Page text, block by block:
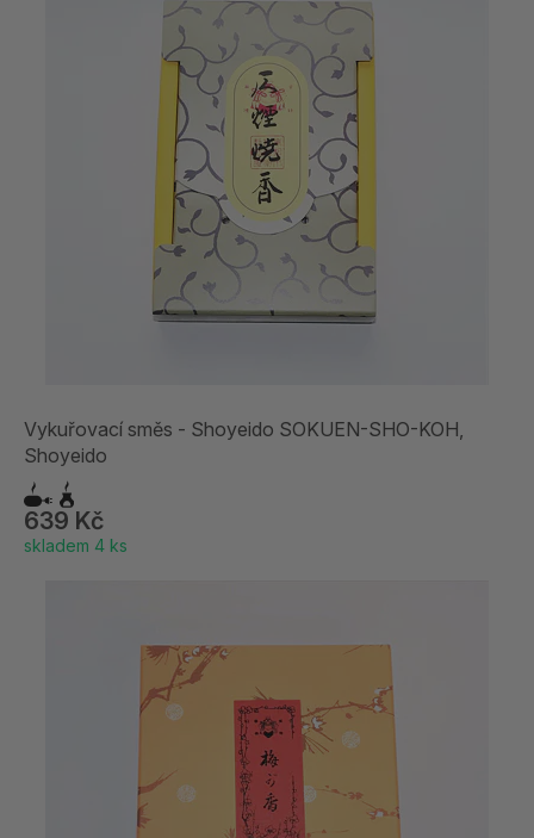
Vykuřovací směs - Shoyeido SOKUEN-SHO-KOH,
Shoyeido
639 Kč
skladem 4 ks